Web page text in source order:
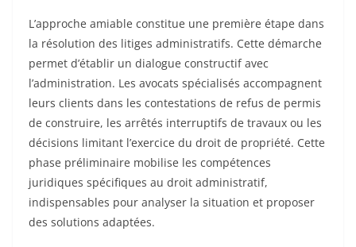
L’approche amiable constitue une première étape dans
la résolution des litiges administratifs. Cette démarche
permet d’établir un dialogue constructif avec
l’administration. Les avocats spécialisés accompagnent
leurs clients dans les contestations de refus de permis
de construire, les arrêtés interruptifs de travaux ou les
décisions limitant l’exercice du droit de propriété. Cette
phase préliminaire mobilise les compétences
juridiques spécifiques au droit administratif,
indispensables pour analyser la situation et proposer
des solutions adaptées.